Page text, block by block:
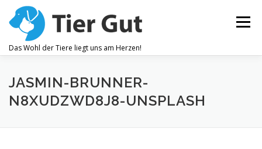
Inhalt
springen
Das Wohl der Tiere liegt uns am Herzen!
Menü
ZAHNPFLEGE GELENKBESCHWERDEN
JASMIN-BRUNNER-
N8XUDZWD8J8-UNSPLASH